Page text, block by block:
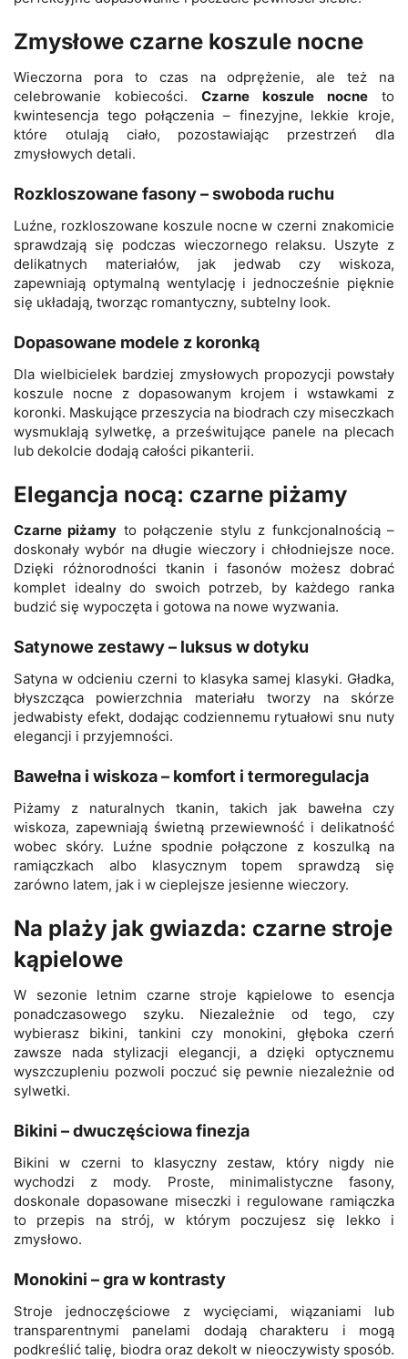
Zmysłowe czarne koszule nocne
Wieczorna pora to czas na odprężenie, ale też na
celebrowanie kobiecości. Czarne koszule nocne to
kwintesencja tego połączenia – finezyjne, lekkie kroje,
które otulają ciało, pozostawiając przestrzeń dla
zmysłowych detali.
Rozkloszowane fasony – swoboda ruchu
Luźne, rozkloszowane koszule nocne w czerni znakomicie
sprawdzają się podczas wieczornego relaksu. Uszyte z
delikatnych materiałów, jak jedwab czy wiskoza,
zapewniają optymalną wentylację i jednocześnie pięknie
się układają, tworząc romantyczny, subtelny look.
Dopasowane modele z koronką
Dla wielbicielek bardziej zmysłowych propozycji powstały
koszule nocne z dopasowanym krojem i wstawkami z
koronki. Maskujące przeszycia na biodrach czy miseczkach
wysmuklają sylwetkę, a prześwitujące panele na plecach
lub dekolcie dodają całości pikanterii.
Elegancja nocą: czarne piżamy
Czarne piżamy to połączenie stylu z funkcjonalnością –
doskonały wybór na długie wieczory i chłodniejsze noce.
Dzięki różnorodności tkanin i fasonów możesz dobrać
komplet idealny do swoich potrzeb, by każdego ranka
budzić się wypoczęta i gotowa na nowe wyzwania.
Satynowe zestawy – luksus w dotyku
Satyna w odcieniu czerni to klasyka samej klasyki. Gładka,
błyszcząca powierzchnia materiału tworzy na skórze
jedwabisty efekt, dodając codziennemu rytuałowi snu nuty
elegancji i przyjemności.
Bawełna i wiskoza – komfort i termoregulacja
Piżamy z naturalnych tkanin, takich jak bawełna czy
wiskoza, zapewniają świetną przewiewność i delikatność
wobec skóry. Luźne spodnie połączone z koszulką na
ramiączkach albo klasycznym topem sprawdzą się
zarówno latem, jak i w cieplejsze jesienne wieczory.
Na plaży jak gwiazda: czarne stroje
kąpielowe
W sezonie letnim czarne stroje kąpielowe to esencja
ponadczasowego szyku. Niezależnie od tego, czy
wybierasz bikini, tankini czy monokini, głęboka czerń
zawsze nada stylizacji elegancji, a dzięki optycznemu
wyszczupleniu pozwoli poczuć się pewnie niezależnie od
sylwetki.
Bikini – dwuczęściowa finezja
Bikini w czerni to klasyczny zestaw, który nigdy nie
wychodzi z mody. Proste, minimalistyczne fasony,
doskonale dopasowane miseczki i regulowane ramiączka
to przepis na strój, w którym poczujesz się lekko i
zmysłowo.
Monokini – gra w kontrasty
Stroje jednoczęściowe z wycięciami, wiązaniami lub
transparentnymi panelami dodają charakteru i mogą
podkreślić talię, biodra oraz dekolt w nieoczywisty sposób.